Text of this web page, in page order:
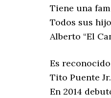
Tiene una
Todos sus
Alberto “El
Es
Tito Puente
En 2014